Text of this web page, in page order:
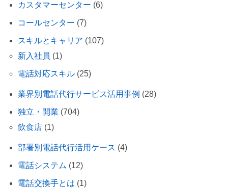
カスタマーセンター (6)
コールセンター (7)
スキルとキャリア (107)
新入社員 (1)
電話対応スキル (25)
業界別電話代行サービス活用事例 (28)
独立・開業 (704)
飲食店 (1)
部署別電話代行活用ケース (4)
電話システム (12)
電話交換手とは (1)